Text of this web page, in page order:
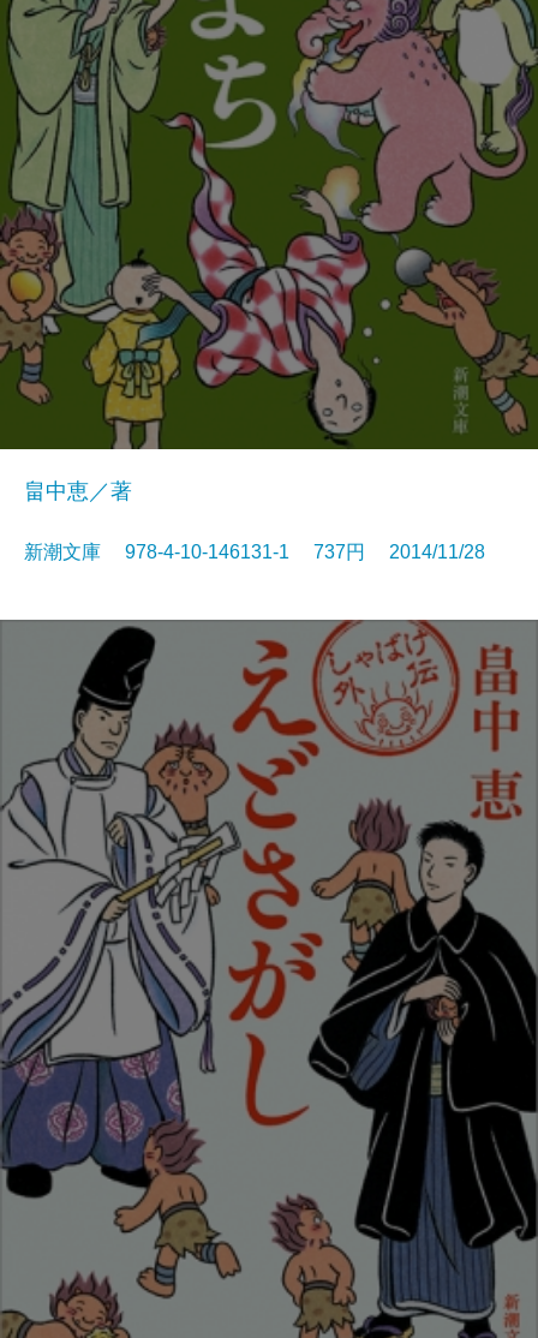
畠中恵／著
新潮文庫 978-4-10-146131-1 737円 2014/11/28